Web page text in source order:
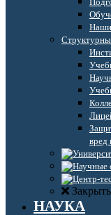
вред
Закрыть
НАУКА